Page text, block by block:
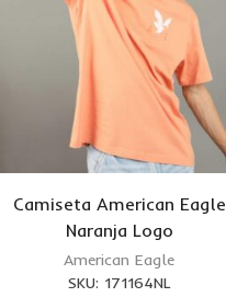
Camiseta American Eagle
Naranja Logo
American Eagle
SKU: 171164NL